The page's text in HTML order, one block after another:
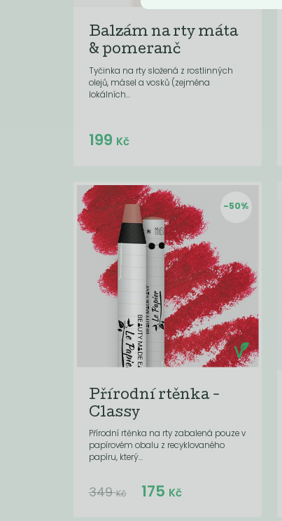
Balzám na rty máta
& pomeranč
Tyčinka na rty složená z rostlinných
olejů, másel a vosků (zejména
lokálních...
Do košíku:
199 Kč
-50%
Přírodní rtěnka -
Classy
Přírodní rtěnka na rty zabalená pouze v
papírovém obalu z recyklovaného
papíru, který...
Do košíku:(175
349Kč 175 Kč